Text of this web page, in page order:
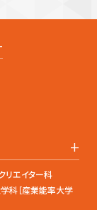
+
リエイター科
科［産業能率大学